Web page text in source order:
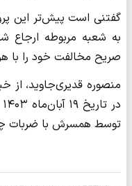
گفتنی است پیش‌تر این
به شعبه مربوطه ارجاع
صریح مخالفت خود را با
منصوره قدیری‌جاوید، از
توسط همسرش با ضربات